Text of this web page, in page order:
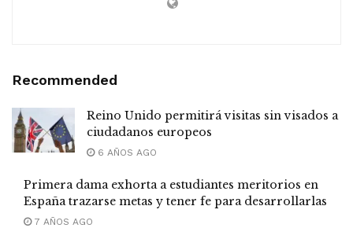
Recommended
Reino Unido permitirá visitas sin visados a
ciudadanos europeos
6 AÑOS AGO
Primera dama exhorta a estudiantes meritorios en
España trazarse metas y tener fe para desarrollarlas
7 AÑOS AGO